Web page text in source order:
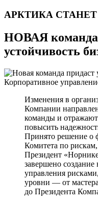
АРКТИКА СТАНЕТ
НОВАЯ команда
устойчивость
Корпоративное
Изменения в
Компании
команды и
повысить
Принято решение о
Комитета по
Президент
завершено
управления
уровни — от
до Президента